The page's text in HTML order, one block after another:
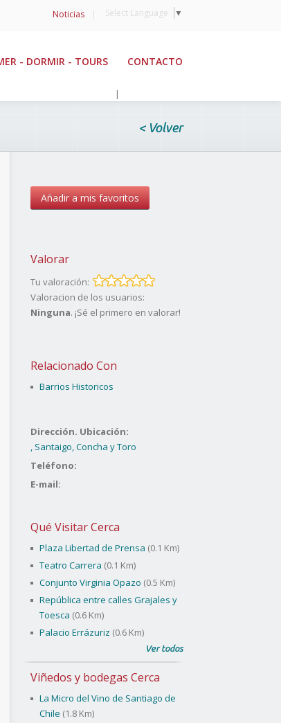
Noticias | Select Language ▼
- DORMIR - TOURS CONTACTO
|
< Volver
Añadir a mis favoritos
Valorar
Tu valoración:
Valoracion de los usuarios:
Ninguna. ¡Sé el primero en valorar!
Relacionado Con
Barrios Historicos
Dirección. Ubicación:
, Santaigo, Concha y Toro
Teléfono:
E-mail:
Qué Visitar Cerca
Plaza Libertad de Prensa (0.1 Km)
Teatro Carrera (0.1 Km)
Conjunto Virginia Opazo (0.5 Km)
República entre calles Grajales y
Toesca (0.6 Km)
Palacio Errázuriz (0.6 Km)
Ver todos
Viñedos y bodegas Cerca
La Micro del Vino de Santiago de
Chile (1.8 Km)